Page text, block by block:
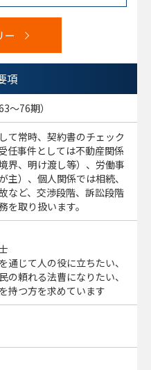
ー
項
～76期）
て常時、契約書のチェック
任事件としては不動産関係
界、明け渡し等）、労働事
主）、個人関係では相続、
など、交渉段階、訴訟段階
を取り扱います。
通じて人の役に立ちたい、
の頼れる法曹になりたい、
持つ方を求めています